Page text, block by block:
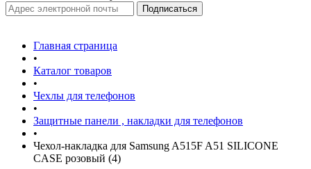
Главная страница
•
Каталог товаров
•
Чехлы для телефонов
•
Защитные панели , накладки для телефонов
•
Чехол-накладка для Samsung A515F A51 SILICONE
CASE розовый (4)